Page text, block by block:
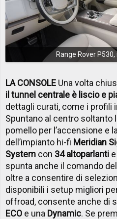
Range Rover
LA CONSOLE Una volta
il tunnel centrale è liscio e
dettagli curati, come i profili
Spuntano al centro soltanto
pomello per l’accensione e
dell’impianto hi-fi Meridian
System con 34 altoparlanti
spunta anche il comando
oltre a consentire di
disponibili i setup migliori
offroad, consente anche di
ECO e una Dynamic. Se